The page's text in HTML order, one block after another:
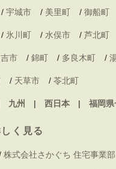
/ 宇城市 / 美里町 / 御船町
/ 氷川町 / 水俣市 / 芦北町
吉市 / 錦町 / 多良木町 /
/ 天草市 / 苓北町
九州 西日本 福岡県
く見る
株式会社さかぐち 住宅事業